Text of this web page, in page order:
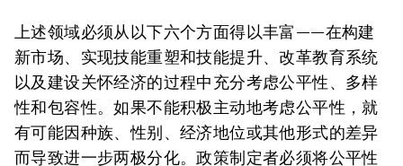
上述领域必须从以下六个方面得以丰富——在构建
新市场、实现技能重塑和技能提升、改革教育系统
以及建设关怀经济的过程中充分考虑公平性、多样
性和包容性。如果不能积极主动地考虑公平性，就
有可能因种族、性别、经济地位或其他形式的差异
而导致进一步两极分化。政策制定者必须将公平性